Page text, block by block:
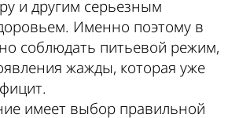
и другим серьезным
Именно поэтому в
соблюдать питьевой режим,
жажды, которая уже
имеет выбор правильной